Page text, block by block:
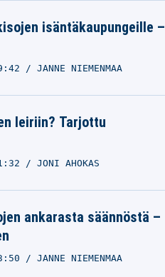
isäntäkaupungeille –
JANNE NIEMENMAA
leiriin? Tarjottu
JONI AHOKAS
ankarasta säännöstä –
JANNE NIEMENMAA